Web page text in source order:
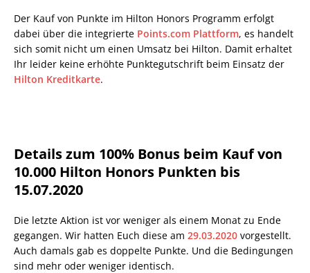
Der Kauf von Punkte im Hilton Honors Programm erfolgt
dabei über die integrierte Points.com Plattform, es handelt
sich somit nicht um einen Umsatz bei Hilton. Damit erhaltet
Ihr leider keine erhöhte Punktegutschrift beim Einsatz der
Hilton Kreditkarte.
Details zum 100% Bonus beim Kauf von
10.000 Hilton Honors Punkten bis
15.07.2020
Die letzte Aktion ist vor weniger als einem Monat zu Ende
gegangen. Wir hatten Euch diese am 29.03.2020 vorgestellt.
Auch damals gab es doppelte Punkte. Und die Bedingungen
sind mehr oder weniger identisch.